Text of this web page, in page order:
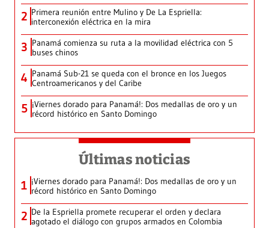
2 Primera reunión entre Mulino y De La Espriella:
interconexión eléctrica en la mira
3 Panamá comienza su ruta a la movilidad eléctrica con 5
buses chinos
4 Panamá Sub-21 se queda con el bronce en los Juegos
Centroamericanos y del Caribe
5 ¡Viernes dorado para Panamá!: Dos medallas de oro y un
récord histórico en Santo Domingo
Últimas noticias
1 ¡Viernes dorado para Panamá!: Dos medallas de oro y un
récord histórico en Santo Domingo
2 De la Espriella promete recuperar el orden y declara
agotado el diálogo con grupos armados en Colombia